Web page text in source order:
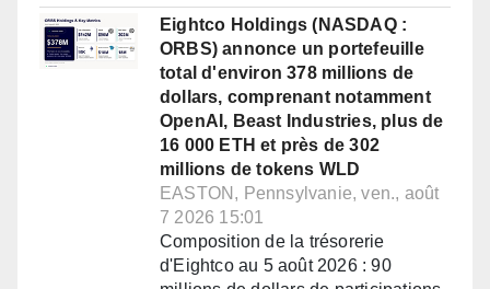
Eightco Holdings (NASDAQ :
ORBS) annonce un portefeuille
total d'environ 378 millions de
dollars, comprenant notamment
OpenAI, Beast Industries, plus de
16 000 ETH et près de 302
millions de tokens WLD
EASTON, Pennsylvanie, ven., août
7 2026 15:01
Composition de la trésorerie
d'Eightco au 5 août 2026 : 90